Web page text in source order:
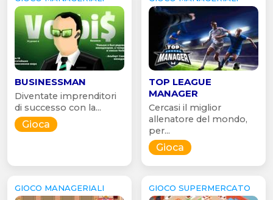
BUSINESSMAN
Diventate imprenditori
di successo con la...
Gioca
TOP LEAGUE
MANAGER
Cercasi il miglior
allenatore del mondo,
per...
Gioca
GIOCO MANAGERIALI GIOCO SUPERMERCATO